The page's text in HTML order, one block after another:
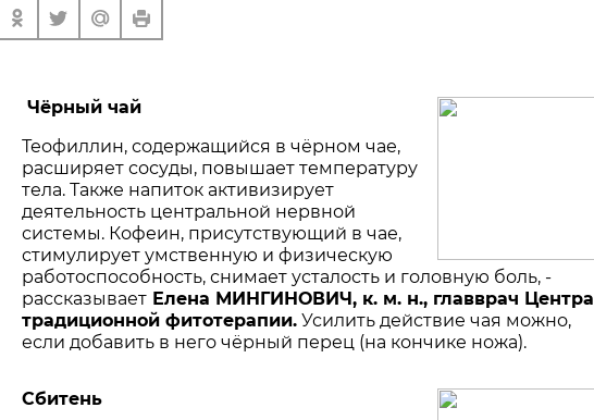
Чёрный чай
Теофиллин, содержащийся в чёрном чае,
расширяет сосуды, повышает температуру
тела. Также напиток активизирует
деятельность центральной нервной
системы. Кофеин, присутст­вующий в чае,
стимулирует умственную и физическую
работоспособность, снимает усталость и головную боль, -
рассказывает Елена МИНГИНОВИЧ, к. м. н., главврач Центра
традиционной фитотерапии. Усилить действие чая можно,
если добавить в него чёрный перец (на кончике ножа).
Сбитень